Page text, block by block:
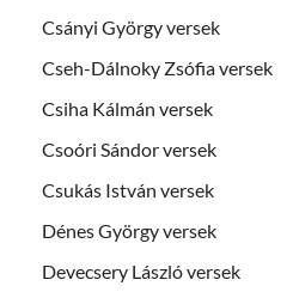
Csányi György versek
Cseh-Dálnoky Zsófia versek
Csiha Kálmán versek
Csoóri Sándor versek
Csukás István versek
Dénes György versek
Devecsery László versek